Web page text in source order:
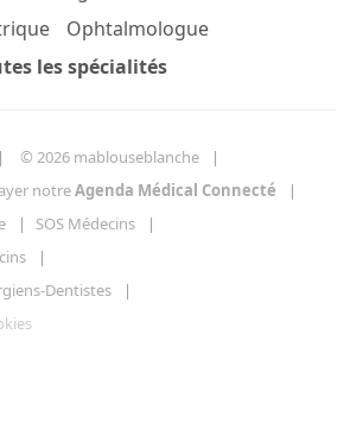
Ophtalmologue
les spécialités
© 2026 mablouseblanche
notreAgenda Médical Connecté
SOS Médecins
Dentistes